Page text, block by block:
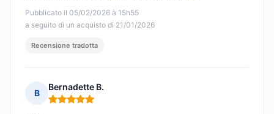
Pubblicato il 05/02/2026 à 15h55
a seguito di un acquisto di 21/01/2026
Recensione tradotta
B
Bernadette B.
Nota: 5 su 5